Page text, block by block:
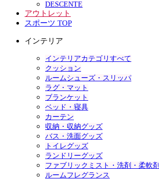
DESCENTE
アウトレット
スポーツ TOP
インテリア
インテリアカテゴリすべて
クッション
ルームシューズ・スリッパ
ラグ・マット
ブランケット
ベッド・寝具
カーテン
収納・収納グッズ
バス・洗面グッズ
トイレグッズ
ランドリーグッズ
ファブリックミスト・洗剤・柔軟剤
ルームフレグランス